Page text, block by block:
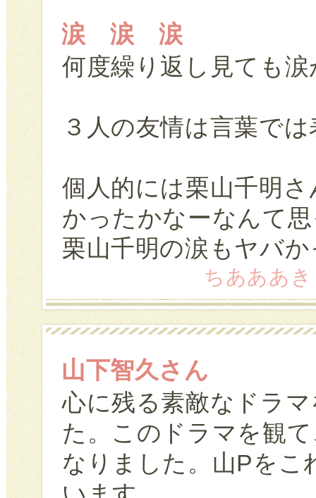
涙 涙 涙
何度繰り返し見ても
３人の友情は言葉で
個人的には栗山千明
かったかなーなんて
栗山千明の涙もヤバ
ちあああ
山下智久さん
心に残る素敵なドラ
た。このドラマを観
なりました。山Pをこ